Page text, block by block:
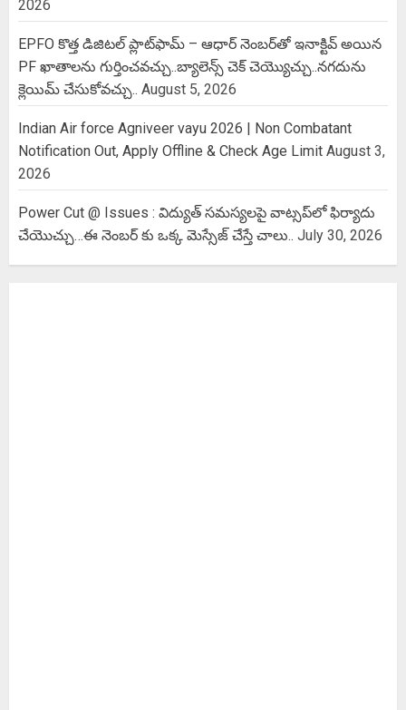
2026
EPFO కొత్త డిజిటల్ ప్లాట్‌ఫామ్‌ – ఆధార్ నెంబర్‌తో ఇనాక్టివ్ అయిన
PF ఖాతాలను గుర్తించవచ్చు..బ్యాలెన్స్ చెక్ చెయ్యొచ్చు..నగదును
క్లెయిమ్ చేసుకోవచ్చు.. August 5, 2026
Indian Air force Agniveer vayu 2026 | Non Combatant
Notification Out, Apply Offline & Check Age Limit August 3,
2026
Power Cut @ Issues : విద్యుత్ సమస్యలపై వాట్సప్‌లో ఫిర్యాదు
చేయొచ్చు…ఈ నెంబర్ కు ఒక్క మెస్సేజ్ చేస్తే చాలు.. July 30, 2026